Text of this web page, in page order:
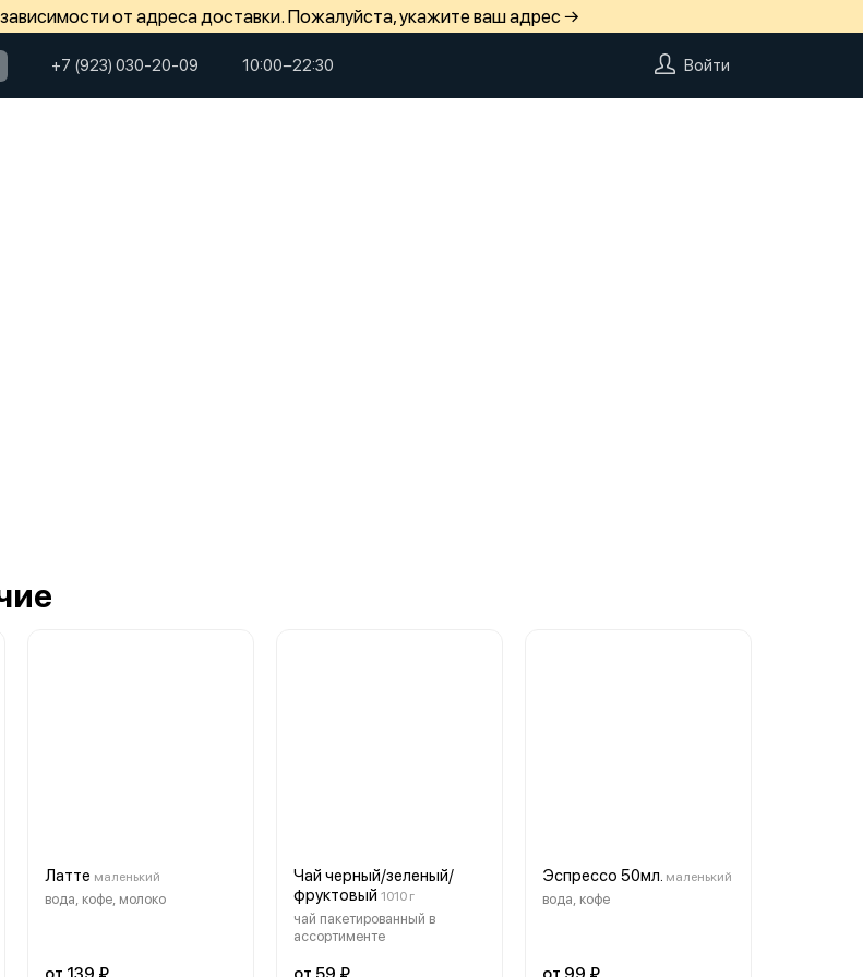
от адреса доставки. Пожалуйста, укажите ваш адрес →
+7 (923) 030-20-09 10:00−22:30 Войти
Латте маленький
вода, кофе, молоко
Чай черный/зеленый/
фруктовый 1010 г
чай пакетированный в
ассортименте
Эспрессо 50мл. маленький
вода, кофе